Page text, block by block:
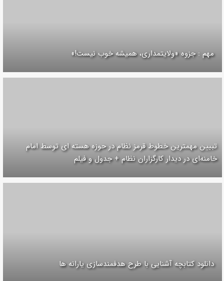
مهم : جزوه «ولایتمداری، همیشه خوب نیست!»
تبیین مهمترین خطوط قرمز نظام در حوزه هسته ای توسط امام
خامنه‌ای در دیدار کارگزاران نظام + جدول و فیلم
دانلود کتابچه آشنایی با طرح هدفمندسازی یارانه ها